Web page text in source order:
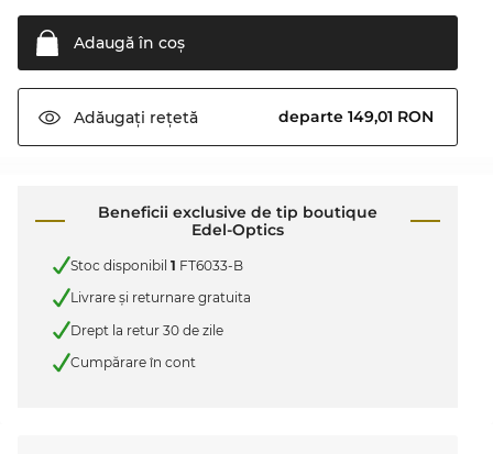
Adaugă în coş
Adăugați rețetă departe 149,01 RON
Beneficii exclusive de tip boutique
Edel-Optics
Stoc disponibil 1 FT6033-B
Livrare şi returnare gratuita
Drept la retur 30 de zile
Cumpărare în cont